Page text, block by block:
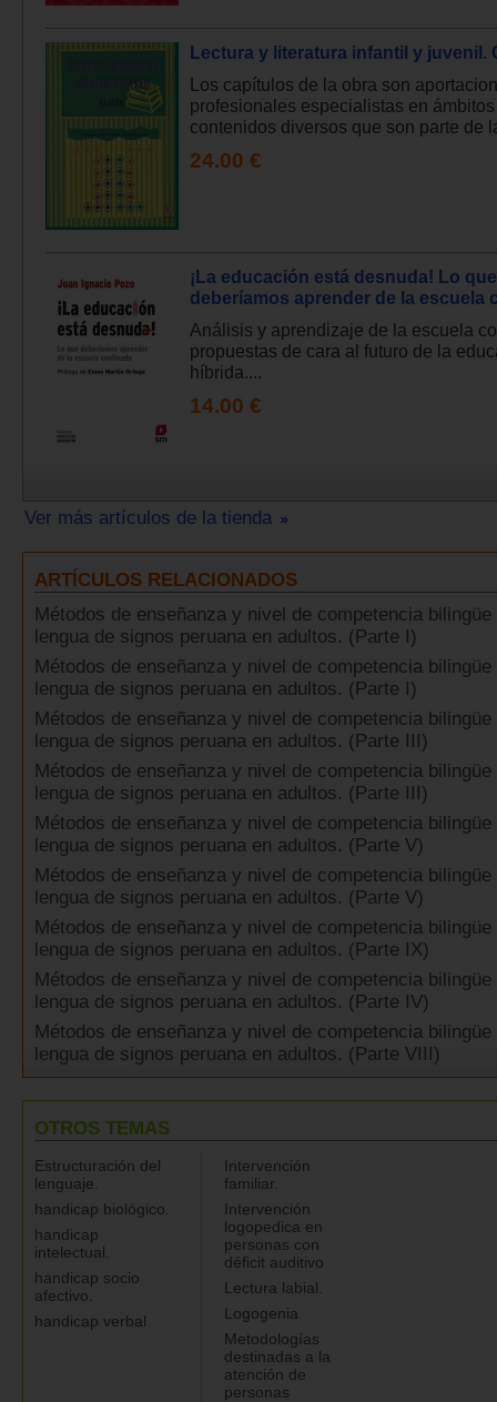
Lectura y literatura infantil y juvenil.
Los capítulos de la obra son
profesionales especialistas en
contenidos diversos que son parte de
24.00 €
¡La educación está desnuda! Lo que
deberíamos aprender de la escuela
Análisis y aprendizaje de la escuela
propuestas de cara al futuro de la
híbrida....
14.00 €
Ver más artículos de la tienda
ARTÍCULOS RELACIONADOS
Métodos de enseñanza y nivel de competencia
lengua de signos peruana en adultos. (Parte I)
Métodos de enseñanza y nivel de competencia
lengua de signos peruana en adultos. (Parte I)
Métodos de enseñanza y nivel de competencia
lengua de signos peruana en adultos. (Parte III)
Métodos de enseñanza y nivel de competencia
lengua de signos peruana en adultos. (Parte III)
Métodos de enseñanza y nivel de competencia
lengua de signos peruana en adultos. (Parte V)
Métodos de enseñanza y nivel de competencia
lengua de signos peruana en adultos. (Parte V)
Métodos de enseñanza y nivel de competencia
lengua de signos peruana en adultos. (Parte IX)
Métodos de enseñanza y nivel de competencia
lengua de signos peruana en adultos. (Parte IV)
Métodos de enseñanza y nivel de competencia
lengua de signos peruana en adultos. (Parte VIII)
OTROS TEMAS
Estructuración del
lenguaje.
handicap biológico.
handicap
intelectual.
handicap socio
afectivo.
handicap verbal
Intervención
familiar.
Intervención
logopedica en
personas con
déficit auditivo
Lectura labial.
Logogenia
Metodologías
destinadas a la
atención de
personas